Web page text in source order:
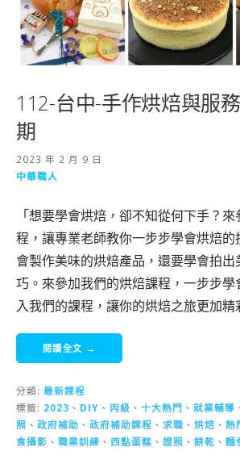
112-台中-手作烘焙與服
期
2023 年 2 月 9 日
中華職人
「想要學會烘焙，卻不知從何下手？
程，讓專業老師教你一步步學會烘焙
會製作美味的烘焙產品，還要學會拍出
巧。來參加我們的烘焙課程，一步步學
入我們的課程，讓你的烘焙之旅更加精
閱讀全文 →
分類: 最新課程
標籤: 2023 、 DIY 、 丙級 、 十大熱門 、 就業輔導
照 、 政府補助 、 政府補助課程 、 求職 、 烘焙 、 熱
食攝影 、 職業訓練 、 西點蛋糕 、 證照 、 餅乾 、 麵